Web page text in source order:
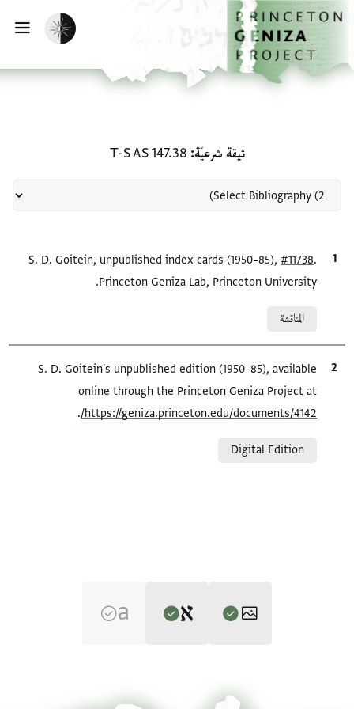
إلى المحتوى الرئيسي
الرئيسية
تفعيل الوضع المظلم
ثيقة شرعيّة T-S AS 147.38
الاقتباس المرجعيS. D. Goitein, unpublished index cards (1950–85),#11738
Princeton Geniza Lab, Princeton University.
المناقشة
الاقتباس المرجعي
S. D. Goitein's unpublished edition (1950–85), available
online through the Princeton Geniza Project at
https://geniza.princeton.edu/documents/4142/
.
Digital Edition
S. D. Goitein's unpublished edition (1950–85).